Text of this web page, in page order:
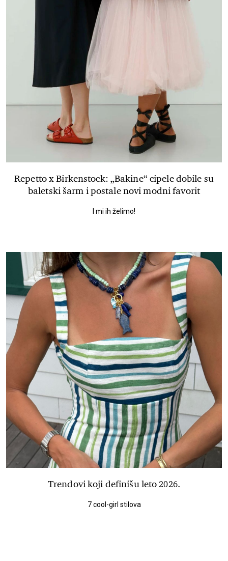
Repetto x Birkenstock: „Bakine“ cipele dobile su
baletski šarm i postale novi modni favorit
I mi ih želimo!
Trendovi koji definišu leto 2026.
7 cool-girl stilova